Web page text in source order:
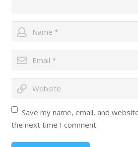
Save my name, email, and
the next time I comment.